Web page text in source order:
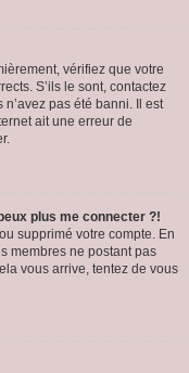
vérifiez que votre
S’ils le sont, contactez
pas été banni. Il est
ait une erreur de
plus me connecter ?!
supprimé votre compte. En
membres ne postant pas
vous arrive, tentez de vous